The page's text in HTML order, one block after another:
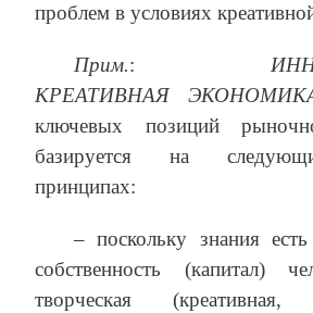
проблем в условиях
Прим.:
КРЕАТИВНАЯ
ключевых позиций
базируется на
принципах:
– поскольку знания
собственность (капитал)
творческая (креативная,